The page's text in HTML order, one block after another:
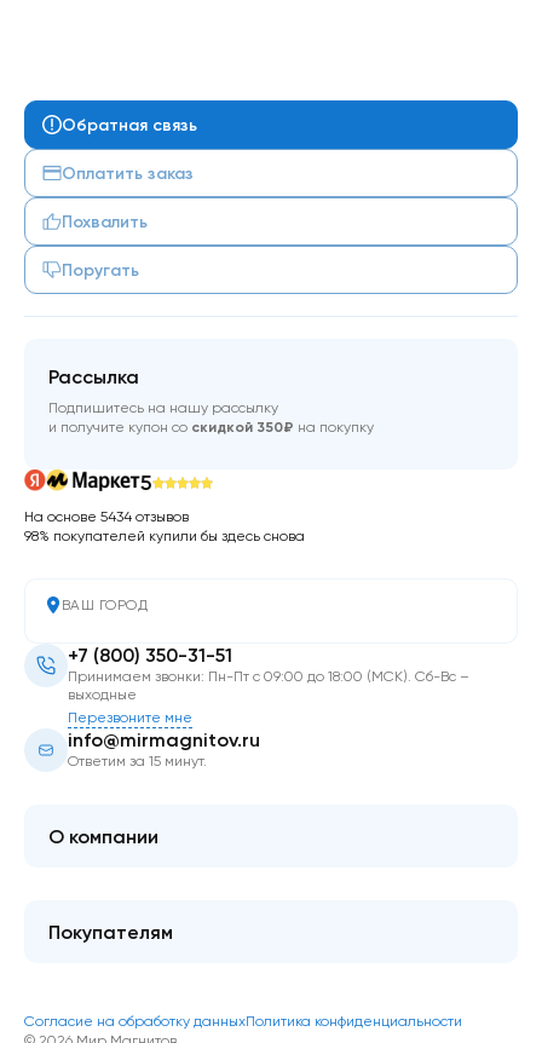
Обратная связь
Оплатить заказ
Похвалить
Поругать
ВАШ ГОРОД
+7 (800) 350-31-51
Принимаем звонки: Пн-Пт с 09:00 до 18:00 (МСК). Сб-Вс –
выходные
Перезвоните мне
info@mirmagnitov.ru
Ответим за 15 минут.
Покупателям
О компании
Как оформить покупку
Рассылка
Подпишитесь на нашу рассылку
и получите купон со скидкой 350₽ на покупку
5
На основе 5434 отзывов
98% покупателей купили бы здесь снова
Согласие на обработку данныхПолитика конфиденциальности